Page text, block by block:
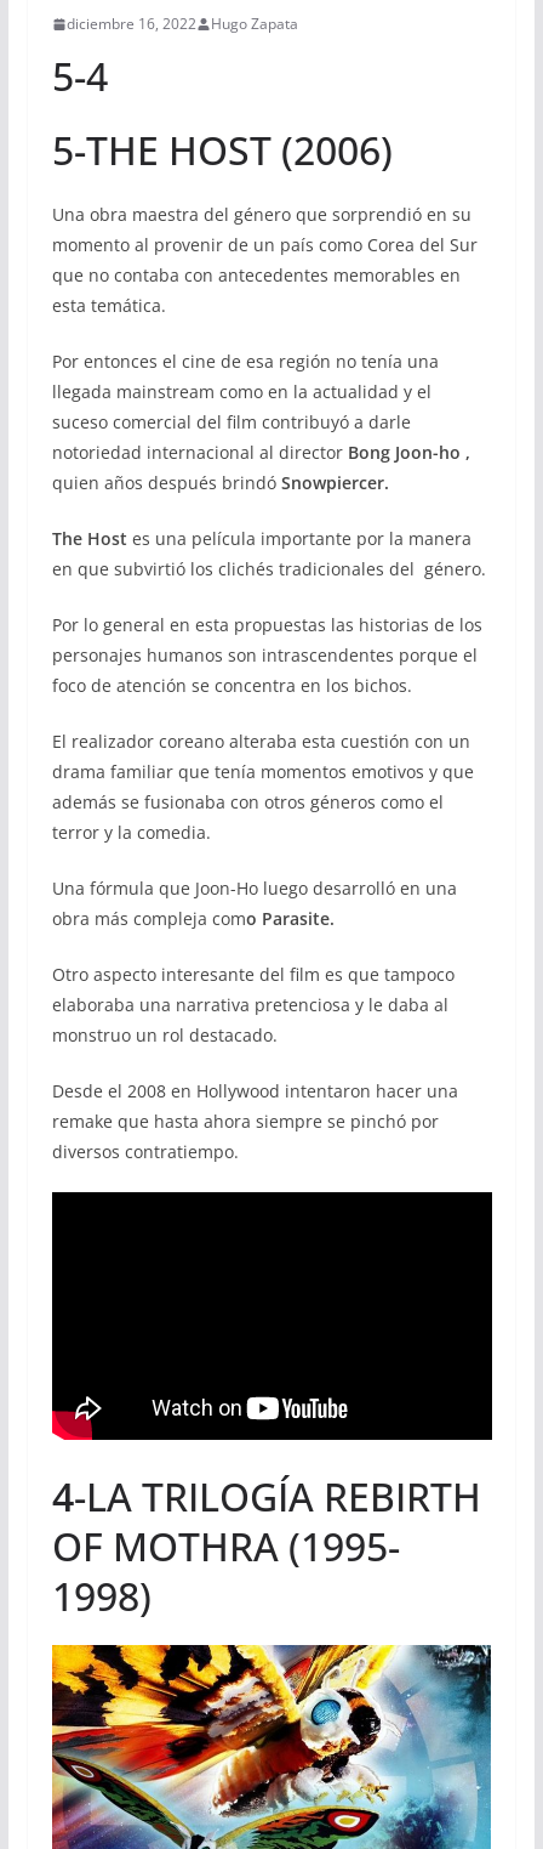
diciembre 16, 2022 Hugo Zapata
5-4
5-THE HOST (2006)
Una obra maestra del género que sorprendió en su
momento al provenir de un país como Corea del Sur
que no contaba con antecedentes memorables en
esta temática.
Por entonces el cine de esa región no tenía una
llegada mainstream como en la actualidad y el
suceso comercial del film contribuyó a darle
notoriedad internacional al director Bong Joon-ho ,
quien años después brindóSnowpiercer.
The Host es una película importante por la manera
en que subvirtió los clichés tradicionales del género.
Por lo general en esta propuestas las historias de los
personajes humanos son intrascendentes porque el
foco de atención se concentra en los bichos.
El realizador coreano alteraba esta cuestión con un
drama familiar que tenía momentos emotivos y que
además se fusionaba con otros géneros como el
terror y la comedia.
Una fórmula que Joon-Ho luego desarrolló en una
obra más compleja como Parasite.
Otro aspecto interesante del film es que tampoco
elaboraba una narrativa pretenciosa y le daba al
monstruo un rol destacado.
Desde el 2008 en Hollywood intentaron hacer una
remake que hasta ahora siempre se pinchó por
diversos contratiempo.
4-LA TRILOGÍA REBIRTH
OF MOTHRA (1995-
1998)